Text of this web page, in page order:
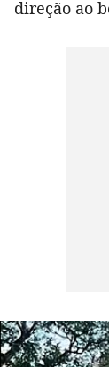
direção ao